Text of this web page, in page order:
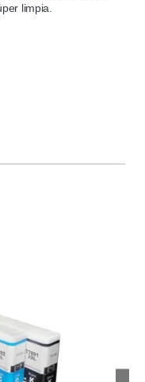
limpia.